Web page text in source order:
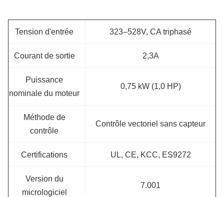
Tension d'entrée 323–528V, CA triphasé
Courant de sortie 2,3A
Puissance
nominale du moteur
0,75 kW (1,0 HP)
Méthode de
contrôle
Contrôle vectoriel sans capteur
Certifications UL, CE, KCC, ES9272
Version du
micrologiciel
7.001